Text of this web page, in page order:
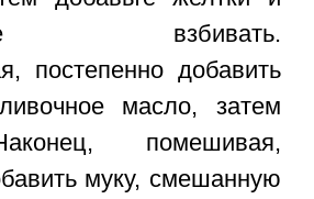
взбивать.
постепенно добавить
масло, затем
помешивая,
муку, смешанную